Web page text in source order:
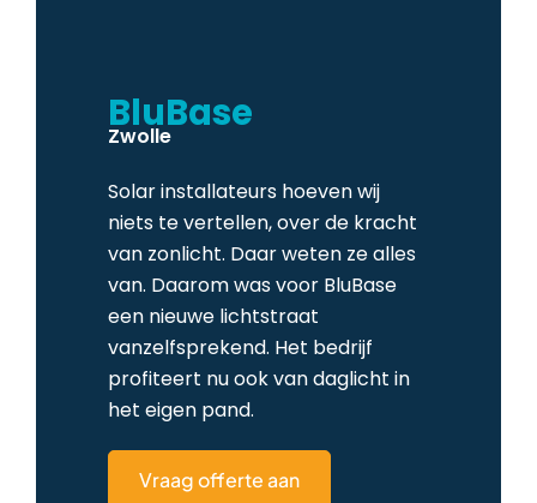
BluBase
Zwolle
Solar installateurs hoeven wij
niets te vertellen, over de kracht
van zonlicht. Daar weten ze alles
van. Daarom was voor BluBase
een nieuwe lichtstraat
vanzelfsprekend. Het bedrijf
profiteert nu ook van daglicht in
het eigen pand.
Vraag offerte aan